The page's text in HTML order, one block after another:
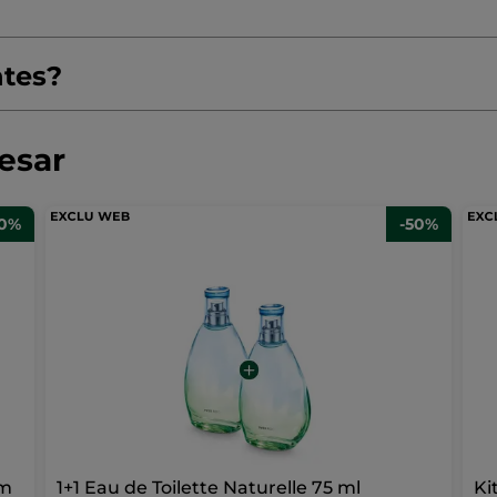
-50%
1+1 Eau de Toilette Naturelle 75 ml